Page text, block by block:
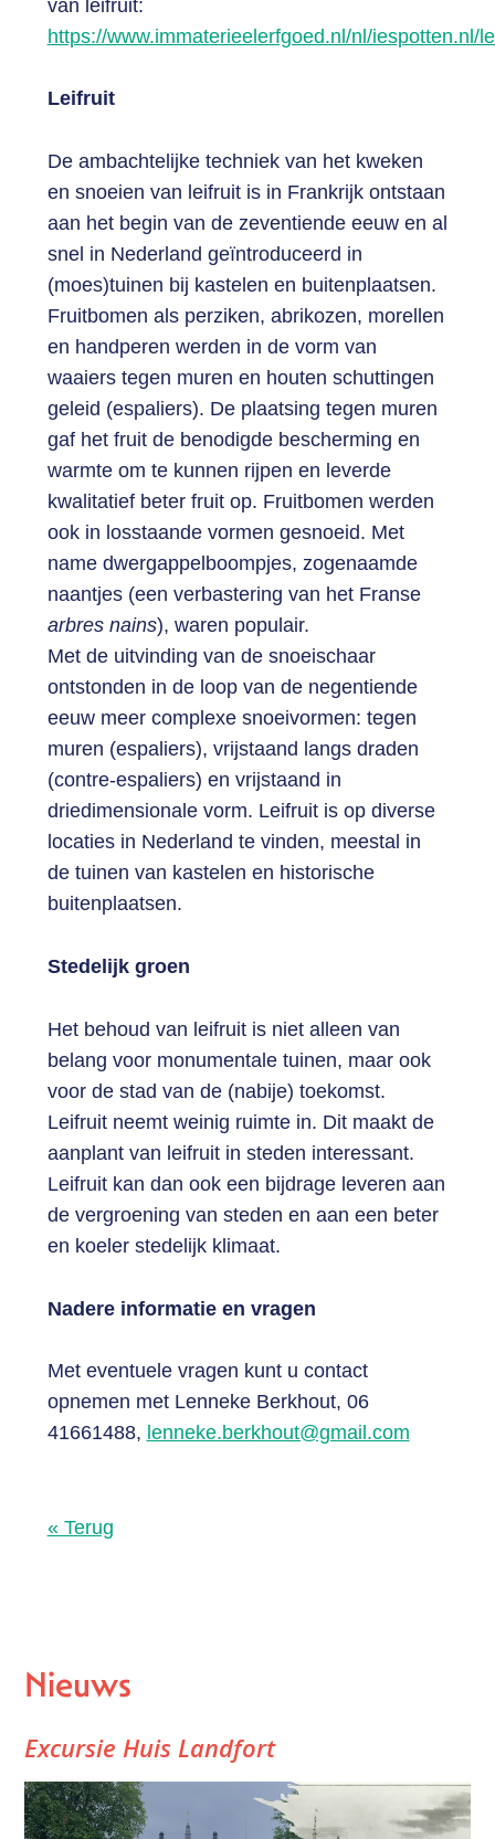
van leifruit:
https://www.immaterieelerfgoed.nl/nl/iespotten.nl/
Leifruit
De ambachtelijke techniek van het kweken
en snoeien van leifruit is in Frankrijk ontstaan
aan het begin van de zeventiende eeuw en al
snel in Nederland geïntroduceerd in
(moes)tuinen bij kastelen en buitenplaatsen.
Fruitbomen als perziken, abrikozen, morellen
en handperen werden in de vorm van
waaiers tegen muren en houten schuttingen
geleid (espaliers). De plaatsing tegen muren
gaf het fruit de benodigde bescherming en
warmte om te kunnen rijpen en leverde
kwalitatief beter fruit op. Fruitbomen werden
ook in losstaande vormen gesnoeid. Met
name dwergappelboompjes, zogenaamde
naantjes (een verbastering van het Franse
arbres nains), waren populair.
Met de uitvinding van de snoeischaar
ontstonden in de loop van de negentiende
eeuw meer complexe snoeivormen: tegen
muren (espaliers), vrijstaand langs draden
(contre-espaliers) en vrijstaand in
driedimensionale vorm. Leifruit is op diverse
locaties in Nederland te vinden, meestal in
de tuinen van kastelen en historische
buitenplaatsen.
Stedelijk groen
Het behoud van leifruit is niet alleen van
belang voor monumentale tuinen, maar ook
voor de stad van de (nabije) toekomst.
Leifruit neemt weinig ruimte in. Dit maakt de
aanplant van leifruit in steden interessant.
Leifruit kan dan ook een bijdrage leveren aan
de vergroening van steden en aan een beter
en koeler stedelijk klimaat.
Nadere informatie en vragen
Met eventuele vragen kunt u contact
opnemen met Lenneke Berkhout, 06
41661488, lenneke.berkhout@gmail.com
« Terug
Nieuws
Excursie Huis Landfort